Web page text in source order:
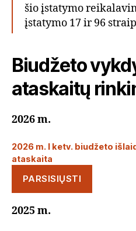
šio įstatymo
įstatymo 17 ir 96
Biudžeto
ataskaitų
2026 m.
2026 m. I ketv. biudžeto
ataskaita
PARSISIŲSTI
2025 m.